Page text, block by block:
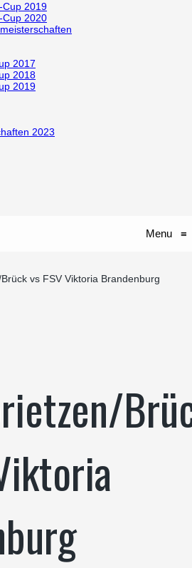
Cup 2019
Cup 2020
2017
2018
2019
2023
Menu ≡
vs FSV Viktoria Brandenburg